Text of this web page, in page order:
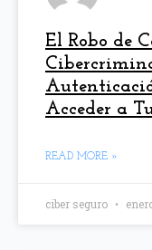
El Robo de
Acceder a
READ MORE »
ciber seguro